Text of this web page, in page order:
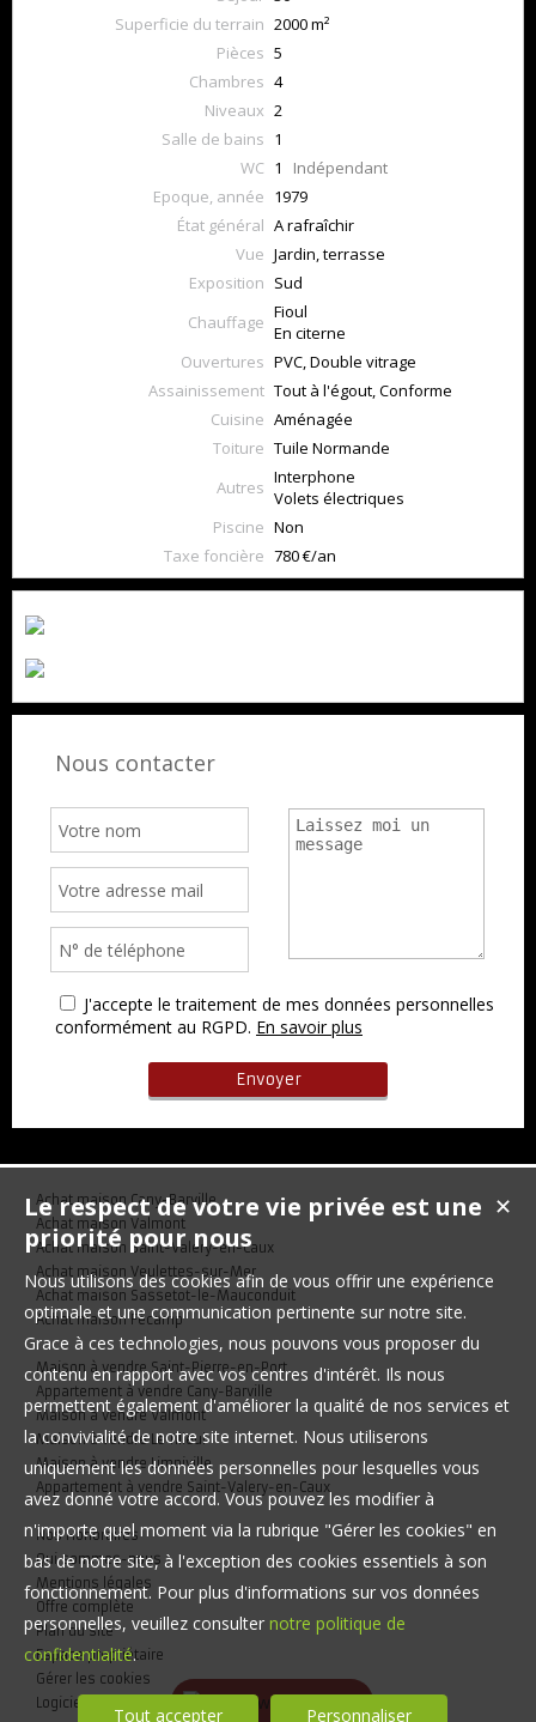
Superficie du terrain 2000 m²
Pièces 5
Chambres 4
Niveaux 2
Salle de bains 1
WC 1 Indépendant
Epoque, année 1979
État général A rafraîchir
Vue Jardin, terrasse
Exposition Sud
Chauffage Fioul
En citerne
Ouvertures PVC, Double vitrage
Assainissement Tout à l'égout, Conforme
Cuisine Aménagée
Toiture Tuile Normande
Autres Interphone
Volets électriques
Piscine Non
Taxe foncière 780 €/an
Nous contacter
J'accepte le traitement de mes données personnelles
conformément au RGPD. En savoir plus
Achat maison Cany-Barville
Achat maison Valmont
Achat maison Saint-Valery-en-Caux
Achat maison Veulettes-sur-Mer
Achat maison Sassetot-le-Mauconduit
Achat maison Fécamp
Maison à vendre Saint-Pierre-en-Port
Appartement à vendre Cany-Barville
Maison à vendre Valmont
Maison à vendre Le Tilleul
Maison à vendre Limpiville
Appartement à vendre Saint-Valery-en-Caux
Nos Honoraires
Qui sommes-nous
Mentions légales
Offre complète
Plan du site
Espace propriétaire
Gérer les cookies
Logiciel immobilier
✕
Le respect de votre vie privée est une
priorité pour nous
Nous utilisons des cookies afin de vous offrir une expérience
optimale et une communication pertinente sur notre site.
Grace à ces technologies, nous pouvons vous proposer du
contenu en rapport avec vos centres d'intérêt. Ils nous
permettent également d'améliorer la qualité de nos services et
la convivialité de notre site internet. Nous utiliserons
uniquement les données personnelles pour lesquelles vous
avez donné votre accord. Vous pouvez les modifier à
n'importe quel moment via la rubrique "Gérer les cookies" en
bas de notre site, à l'exception des cookies essentiels à son
fonctionnement. Pour plus d'informations sur vos données
personnelles, veuillez consulter notre politique de
confidentialité.
Tout accepter Personnaliser